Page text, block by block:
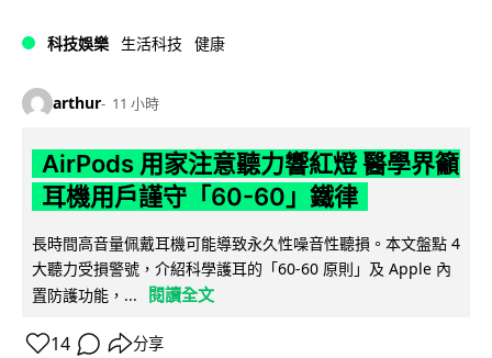
科技娛樂 生活科技 健康
arthur 11 小時
AirPods 用家注意聽力響紅燈 醫學界籲
耳機用戶謹守「60-60」鐵律
長時間高音量佩戴耳機可能導致永久性噪音性聽損。本文盤點 4
大聽力受損警號，介紹科學護耳的「60-60 原則」及 Apple 內
置防護功能，...
閱讀全文
14 分享